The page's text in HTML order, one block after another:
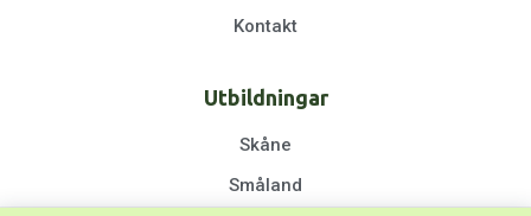
Kontakt
Utbildningar
Skåne
Småland